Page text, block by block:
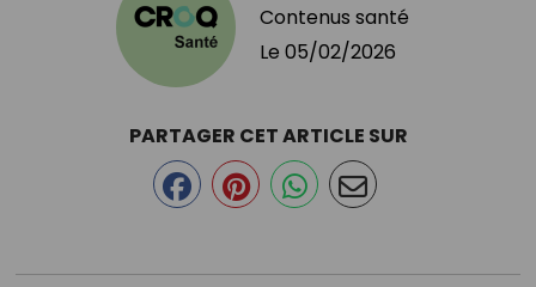
Contenus santé
Le 05/02/2026
PARTAGER CET ARTICLE SUR